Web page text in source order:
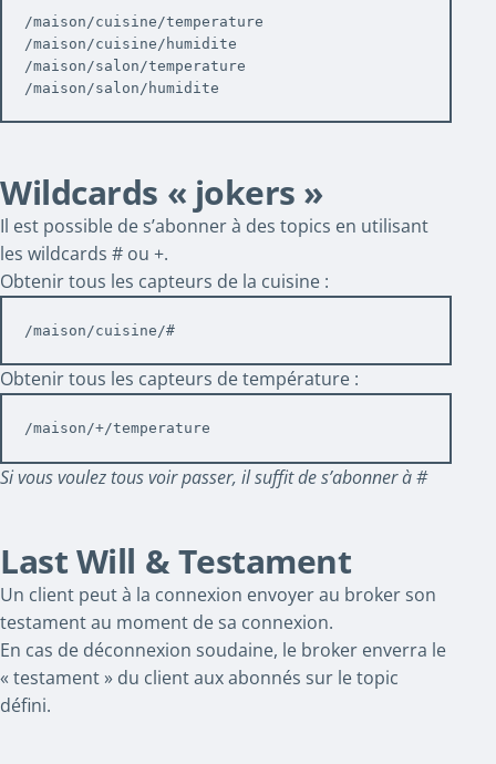
/maison/cuisine/temperature
/maison/cuisine/humidite
/maison/salon/temperature
/maison/salon/humidite
Wildcards « jokers »
Il est possible de s’abonner à des topics en utilisant
les wildcards # ou +.
Obtenir tous les capteurs de la cuisine :
/maison/cuisine/#
Obtenir tous les capteurs de température :
/maison/+/temperature
Si vous voulez tous voir passer, il suffit de s’abonner à #
Last Will & Testament
Un client peut à la connexion envoyer au broker son
testament au moment de sa connexion.
En cas de déconnexion soudaine, le broker enverra le
« testament » du client aux abonnés sur le topic
défini.